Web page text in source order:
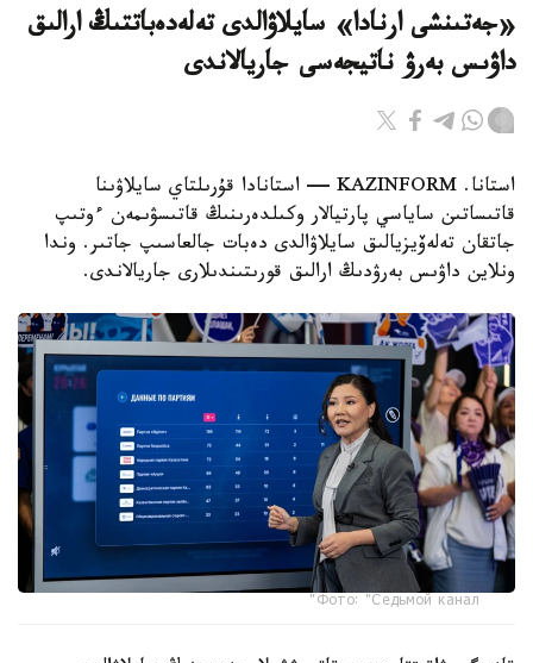
«جەتىنشى ارنادا» سايلاۋالدى تەلەدەباتتىڭ ارالىق
داۋىس بەرۋ ناتيجەسى جاريالاندى
استانا. KAZINFORM — استانادا قۇرىلتاي سايلاۋىنا
قاتىساتىن ساياسي پارتيالار وكىلدەرىنىڭ قاتىسۋىمەن ءوتىپ
جاتقان تەلەۆيزيالىق سايلاۋالدى دەبات جالعاسىپ جاتىر. وندا
ونلاين داۋىس بەرۋدىڭ ارالىق قورىتىندىلارى جاريالاندى.
Фото: "Седьмой канал"